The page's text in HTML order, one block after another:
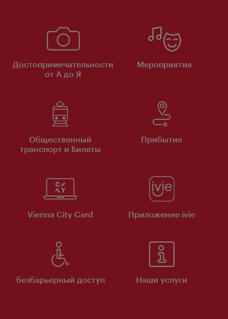
Достопримечательности
от А до Я
Мероприятия
Общественный
транспорт и Билеты
Прибытие
Vienna City Card Приложение ivie
безбарьерный доступ Наши услуги